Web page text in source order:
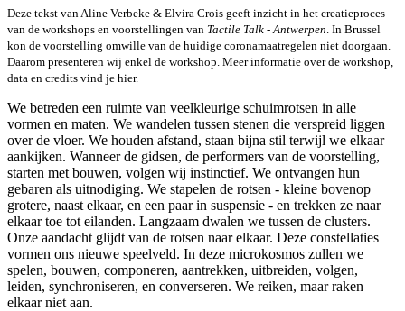
Deze tekst van Aline Verbeke & Elvira Crois geeft inzicht in het creatieproces
van de workshops en voorstellingen van Tactile Talk - Antwerpen . In Brussel
kon de voorstelling omwille van de huidige coronamaatregelen niet doorgaan.
Daarom presenteren wij enkel de workshop. Meer informatie over de workshop,
data en credits vind je hier.
We betreden een ruimte van veelkleurige schuimrotsen in alle
vormen en maten. We wandelen tussen stenen die verspreid liggen
over de vloer. We houden afstand, staan bijna stil terwijl we elkaar
aankijken. Wanneer de gidsen, de performers van de voorstelling,
starten met bouwen, volgen wij instinctief. We ontvangen hun
gebaren als uitnodiging. We stapelen de rotsen - kleine bovenop
grotere, naast elkaar, en een paar in suspensie - en trekken ze naar
elkaar toe tot eilanden. Langzaam dwalen we tussen de clusters.
Onze aandacht glijdt van de rotsen naar elkaar. Deze constellaties
vormen ons nieuwe speelveld. In deze microkosmos zullen we
spelen, bouwen, componeren, aantrekken, uitbreiden, volgen,
leiden, synchroniseren, en converseren. We reiken, maar raken
elkaar niet aan.